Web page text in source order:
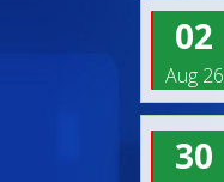
02
Aug 26
30